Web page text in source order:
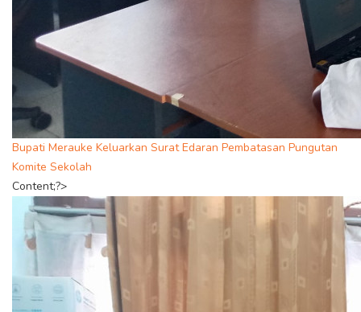
Bupati Merauke Keluarkan Surat Edaran Pembatasan Pungutan
Komite Sekolah
Content;?>